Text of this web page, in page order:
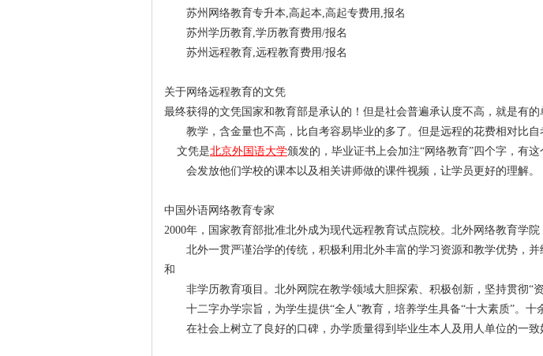
苏州网络教育专升本,高起本,高起专费用,报名
苏州学历教育,学历教育费用/报名
苏州远程教育,远程教育费用/报名
关于网络远程教育的文凭
最终获得的文凭国家和教育部是承认的！但是社会普遍承认度不高，就是有
教学，含金量也不高，比自考容易毕业的多了。但是远程的花费相对比自
文凭是北京外国语大学颁发的，毕业证书上会加注“网络教育”四个字，有
会发放他们学校的课本以及相关讲师做的课件视频，让学员更好的理解。
中国外语网络教育专家
2000年，国家教育部批准北外成为现代远程教育试点院校。北外网络教育学
北外一贯严谨治学的传统，积极利用北外丰富的学习资源和教学优势，
和
非学历教育项目。北外网院在教学领域大胆探索、积极创新，坚持贯彻“
十二字办学宗旨，为学生提供“全人”教育，培养学生具备“十大素质”。十
在社会上树立了良好的口碑，办学质量得到毕业生本人及用人单位的一致